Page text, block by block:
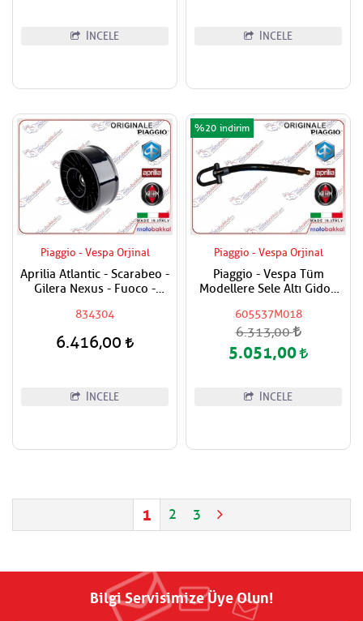
İNCELE İNCELE
Piaggio - Vespa Orjinal
Aprilia Atlantic - Scarabeo -
Gilera Nexus - Fuoco -
X8 - XEVO 400 - 500
Varyatör Kayış Rulmanı
834304
6.416,00
İNCELE
Piaggio - Vespa Orjinal
Piaggio - Vespa Tüm
Modellere Sele Altı Gidon
605537M018
%20
6.313,00
5.051,00
İNCELE
1 2 3
Bilgi Servisimize Üye Olun!